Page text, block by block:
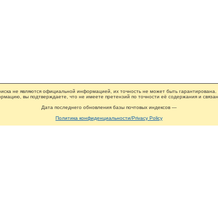
не являются официальной информацией, их точность не может быть гарантирована.
вы подтверждаете, что не имеете претензий по точности её содержания и
Дата последнего обновления базы почтовых индексов —
Политика конфиденциальности/Privacy Policy